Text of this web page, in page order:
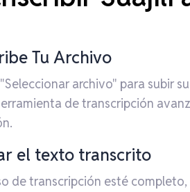
Tu Archivo
archivo" para subir
de transcripción
el texto transcrito
de transcripción esté